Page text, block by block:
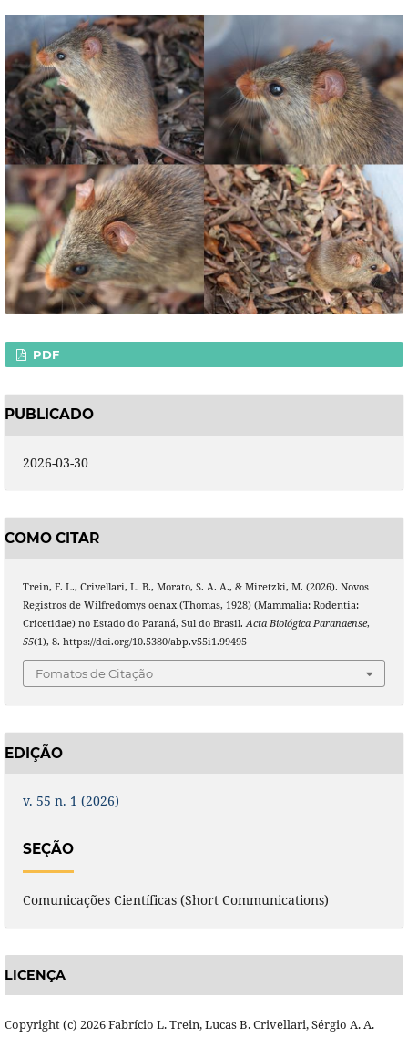
PDF
PUBLICADO
2026-03-30
COMO CITAR
Trein, F. L., Crivellari, L. B., Morato, S. A. A., & Miretzki, M. (2026). Novos
Registros de Wilfredomys oenax (Thomas, 1928) (Mammalia: Rodentia:
Cricetidae) no Estado do Paraná, Sul do Brasil. Acta Biológica Paranaense,
55(1), 8. https://doi.org/10.5380/abp.v55i1.99495
Fomatos de Citação
EDIÇÃO
v. 55 n. 1 (2026)
SEÇÃO
Comunicações Científicas (Short Communications)
LICENÇA
Copyright (c) 2026 Fabrício L. Trein, Lucas B. Crivellari, Sérgio A. A.